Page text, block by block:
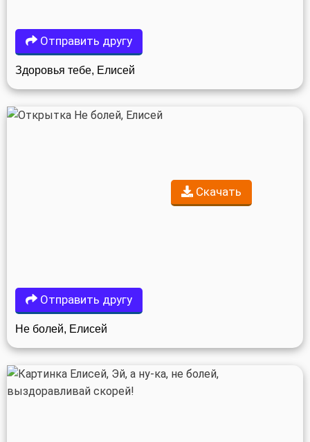
Отправить другу
Здоровья тебе, Елисей
Скачать
Отправить другу
Не болей, Елисей